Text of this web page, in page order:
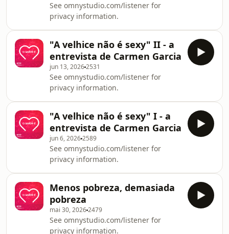
See omnystudio.com/listener for
privacy information.
"A velhice não é sexy" II - a
entrevista de Carmen Garcia
jun 13, 20262531
See omnystudio.com/listener for
privacy information.
"A velhice não é sexy" I - a
entrevista de Carmen Garcia
jun 6, 20262589
See omnystudio.com/listener for
privacy information.
Menos pobreza, demasiada
pobreza
mai 30, 20262479
See omnystudio.com/listener for
privacy information.